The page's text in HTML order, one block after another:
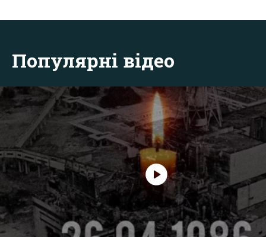
Популярні відео